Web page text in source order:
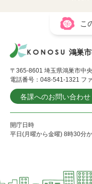
こ
鴻巣
〒365-8601 埼玉県鴻巣市中
電話番号：048-541-1321 フ
各課へのお問い合わせ
開庁日時
平日(月曜から金曜) 8時30分